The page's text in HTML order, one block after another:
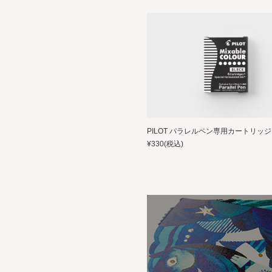
PILOT パラレルペン専用カートリッ
¥330(税込)